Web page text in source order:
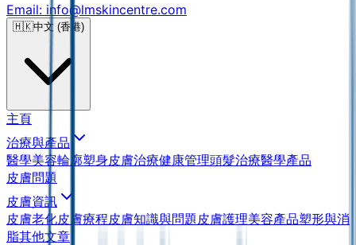
Email: info@lmskincentre.com
🇭🇰中文 (香港)
主頁
治療與產品
醫學美容輪廓塑身皮膚治療健康管理頭髮治療醫學產品
皮膚問題
皮膚資訊
皮膚老化皮膚療程皮膚知識與問題皮膚護理美容產品塑形與消
脂其他文章